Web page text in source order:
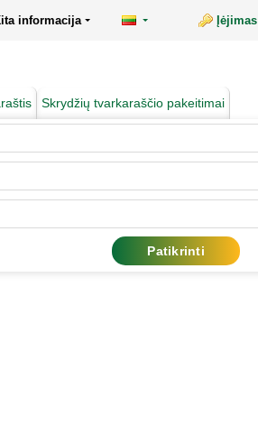
informacija Įėjimas
Skrydžių tvarkaraščio pakeitimai
Patikrinti